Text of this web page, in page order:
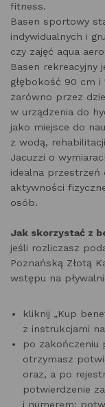
fitness.
Basen sportowy
indywidualnych i
czy zajęć aqua
Basen rekreacyjny
głębokość 90 cm i
zarówno przez
w urządzenia do
jako miejsce do
z wodą,
Jacuzzi o
idealna przestrzeń
aktywności
osób.
Jak skorzystać z
jeśli rozliczasz
Poznańską Złotą
wstępu na
kliknij „Kup
z instrukcjami
po zakończeniu
otrzymasz
oraz, a po
potwierdzenie
i numerem;